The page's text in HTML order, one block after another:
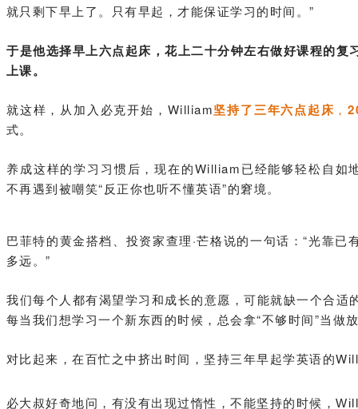
就只剩下早上了。只有早起，才能保证学习的时间。”
于是他选择早上六点起床，花上二十分钟左右做好课程的复
上课。
就这样，从加入必克开始，William坚持了三年六点起床 ，
式。
养成这样的学习习惯后，现在的William已经能够轻松自如
不再遇到被嘲笑“反正你也听不懂英语”的窘境。
巴菲特的黄金搭档、投资家查理·芒格说的一句话 ：“光靠已
多远。”
我们每个人都有渴望学习和成长的意愿，可能就缺一个合适
每当我们想学习一个新东西的时候，总会拿“不够时间”当做
对比起来，在百忙之中挤出时间，坚持三年早起学英语的
必大叔好奇地问，有没有出现过惰性，不能坚持的时候，